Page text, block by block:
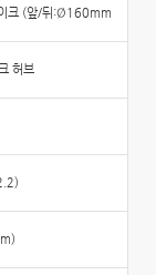
크 (앞/뒤:Ø160mm
허브